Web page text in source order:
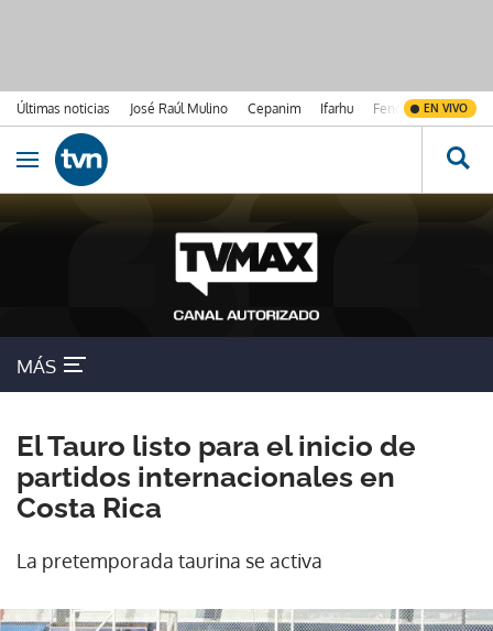
Últimas noticias José Raúl Mulino Cepanim Ifarhu Fenómeno de El
EN VIVO
Ir al contenido
Obrir navegació
MÁS
El Tauro listo para el inicio de
partidos internacionales en
Costa Rica
La pretemporada taurina se activa